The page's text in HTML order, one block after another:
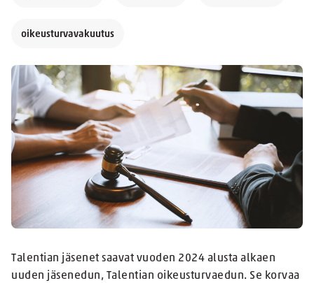
oikeusturvavakuutus
Talentian jäsenet saavat vuoden 2024 alusta alkaen
uuden jäsenedun, Talentian oikeusturvaedun. Se korvaa